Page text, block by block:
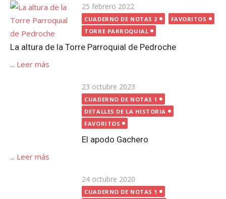
Publicada
el
25 febrero 2022
CUADERNO DE NOTAS 2
FAVORITOS
TORRE PARROQUIAL
La altura de la Torre Parroquial de Pedroche
... Leer más
CUADERNO DE NOTAS 1
DETALLES DE LA HISTORIA
FAVORITOS
ERMITA SAN GREGORIO
FAVORITOS
FESTIVIDAD DE SAN GREGORIO